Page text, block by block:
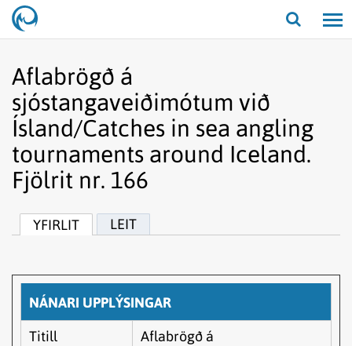
Opna/
Aflabrögð á
sjóstangaveiðimótum við
Ísland/Catches in sea angling
tournaments around Iceland.
Fjölrit nr. 166
YFIRLIT LEIT
NÁNARI UPPLÝSINGAR
Titill
Aflabrögð á